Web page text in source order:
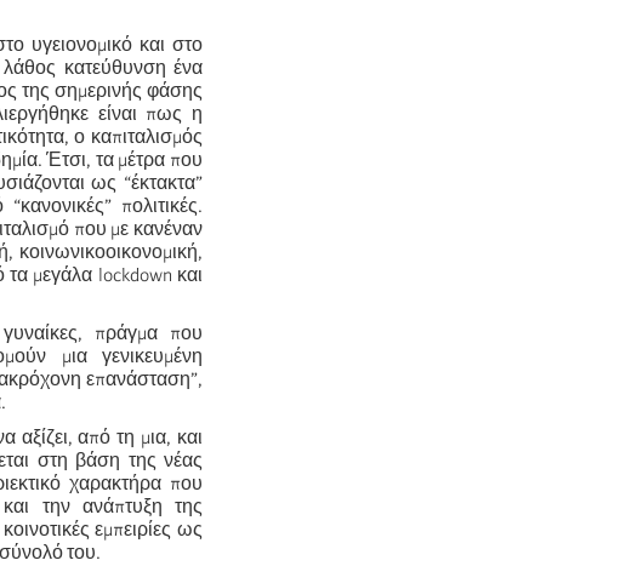
υγειονομικό και στο
λάθος κατεύθυνση ένα
της σημερινής φάσης
είναι πως η
ο καπιταλισμός
Έτσι, τα μέτρα που
ως “έκτακτα”
πολιτικές.
που με κανέναν
κοινωνικοοικονομική,
μεγάλα lockdown και
γυναίκες, πράγμα που
μια γενικευμένη
επανάσταση”,
από τη μια, και
στη βάση της νέας
χαρακτήρα που
την ανάπτυξη της
εμπειρίες ως
του.